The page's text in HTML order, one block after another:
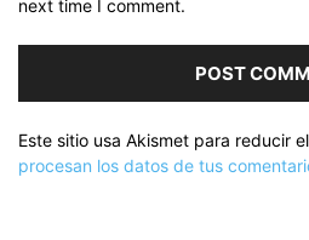
next time I comment.
Este sitio usa Akismet para reducir
procesan los datos de tus